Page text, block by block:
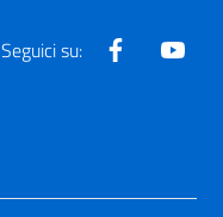
Seguici su: Facebook